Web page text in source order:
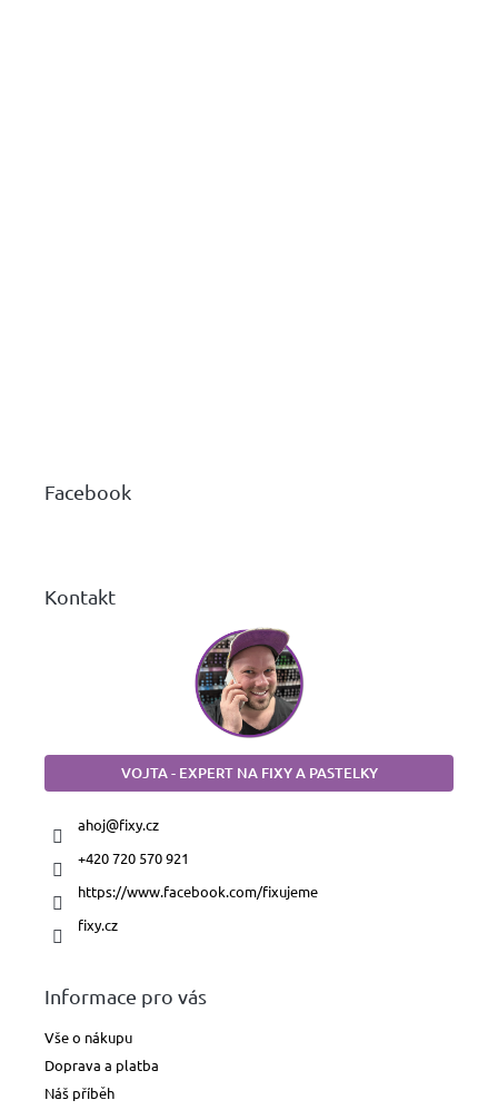
Facebook
Kontakt
VOJTA - EXPERT NA FIXY A PASTELKY
ahoj@fixy.cz
+420 720 570 921
https://www.facebook.com/fixujeme
fixy.cz
Informace pro vás
Vše o nákupu
Doprava a platba
Náš příběh